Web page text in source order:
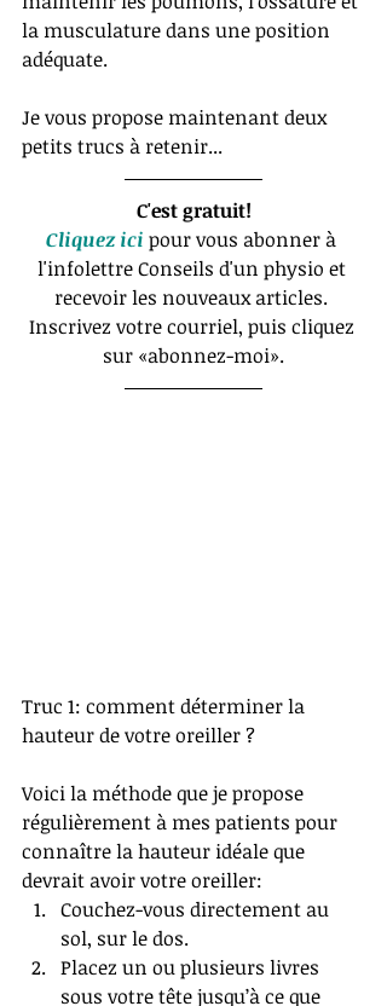
la musculature dans une position
adéquate.
Je vous propose maintenant deux
petits trucs à retenir...
C'est gratuit!
Cliquez ici pour vous abonner à
l'infolettre Conseils d'un physio et
recevoir les nouveaux articles.
Inscrivez votre courriel, puis cliquez
sur «abonnez-moi».
Truc 1: comment déterminer la
hauteur de votre oreiller ?
Voici la méthode que je propose
régulièrement à mes patients pour
connaître la hauteur idéale que
devrait avoir votre oreiller:
Couchez-vous directement au
sol, sur le dos.
Placez un ou plusieurs livres
sous votre tête jusqu’à ce que